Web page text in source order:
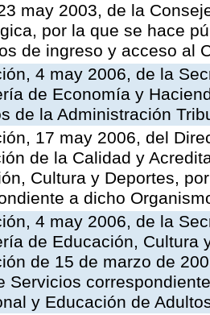
may 2003, de la
por la que se hace
de ingreso y acceso al
4 may 2006, de la
de Economía y
de la Administración
17 may 2006, del
de la Calidad y
Cultura y Deportes,
a dicho
4 may 2006, de la
de Educación, Cultura
de 15 de marzo de
Servicios
y Educación de